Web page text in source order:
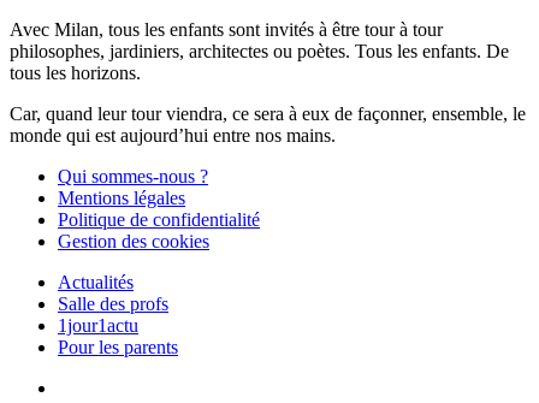
Avec Milan, tous les enfants sont invités à être tour à tour
philosophes, jardiniers, architectes ou poètes. Tous les enfants. De
tous les horizons.
Car, quand leur tour viendra, ce sera à eux de façonner, ensemble, le
monde qui est aujourd’hui entre nos mains.
Qui sommes-nous ?
Mentions légales
Politique de confidentialité
Gestion des cookies
Actualités
Salle des profs
1jour1actu
Pour les parents